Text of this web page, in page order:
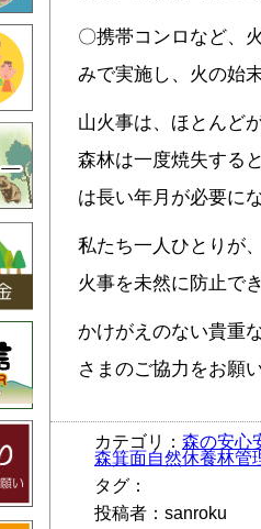
〇携帯コンロなど、
みで実施し、火の始
山火事は、ほとんど
森林は一度焼失する
は長い年月が必要に
私たち一人ひとりが
火事を未然に防止で
かけがえのない貴重
さまのご協力をお願
カテゴリ： 森の安心
森箕面自然休養林管
タグ：
投稿者：sanroku